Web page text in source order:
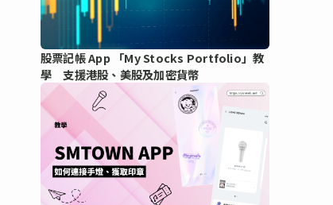
股票記帳 App 「My Stocks Portfolio」教
學 支援港股、美股及加密貨幣